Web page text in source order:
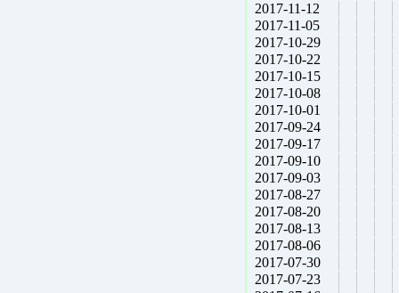
2017-11-12
2017-11-05
2017-10-29
2017-10-22
2017-10-15
2017-10-08
2017-10-01
2017-09-24
2017-09-17
2017-09-10
2017-09-03
2017-08-27
2017-08-20
2017-08-13
2017-08-06
2017-07-30
2017-07-23